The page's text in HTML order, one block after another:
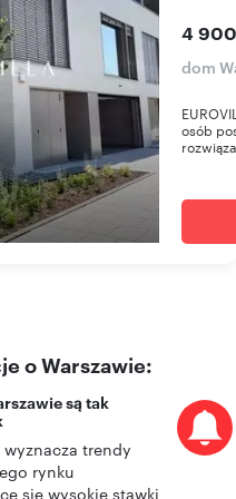
4
dom
osób
o Warszawie:
są tak
trendy
rynku
się wysokie stawki